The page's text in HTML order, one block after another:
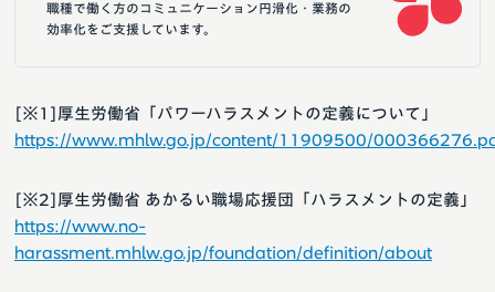
職種で働く方のコミュニケーション円滑化・業務の
効率化をご支援しています。
[※1]厚生労働省「パワーハラスメントの定義について」
https://www.mhlw.go.jp/content/11909500/
[※2]厚生労働省 あかるい職場応援団「ハラスメントの定義」
https://www.no-
harassment.mhlw.go.jp/foundation/definition/about